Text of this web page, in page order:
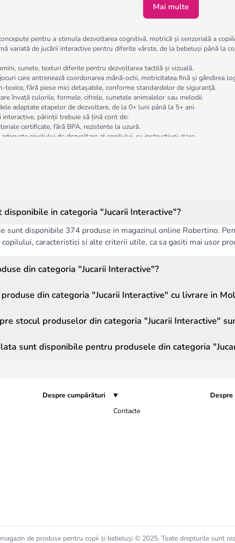
Mai multe
pentru a stimula dezvoltarea cognitivă, motrică și senzorială a
variată de jucării interactive pentru diferite vârste, de la bebeluși până la
sunete, texturi diferite pentru dezvoltarea tactilă și vizuală.
care antrenează coordonarea mână-ochi, motricitatea fină și gândirea
toxice, fără piese mici detașabile, conforme standardelor de siguranță.
învață culorile, formele, cifrele, sunetele animalelor sau melodii.
adaptate etapelor de dezvoltare, de la 0+ luni până la 5+ ani.
părinții trebuie să țină cont de:
certificate, fără BPA, rezistente la uzură.
nivelului de dezvoltare al copilului, cu instrucțiuni clare.
durabile, cu baterii sigure sau încărcare electrică.
disponibile in categoria "Jucarii Interactive"?
sunt disponibile 374 produse in magazinul online Robertino.
copilului, caracteristici si alte criterii utile, ca sa gasiti mai usor
din categoria "Jucarii Interactive"?
din categoria "Jucarii Interactive" cu livrare in
stocul produselor din categoria "Jucarii Interactive"
sunt disponibile pentru produsele din categoria
Despre cumpărături
Contacte
de produse pentru copii și bebeluși © 2025. Toate drepturile sunt